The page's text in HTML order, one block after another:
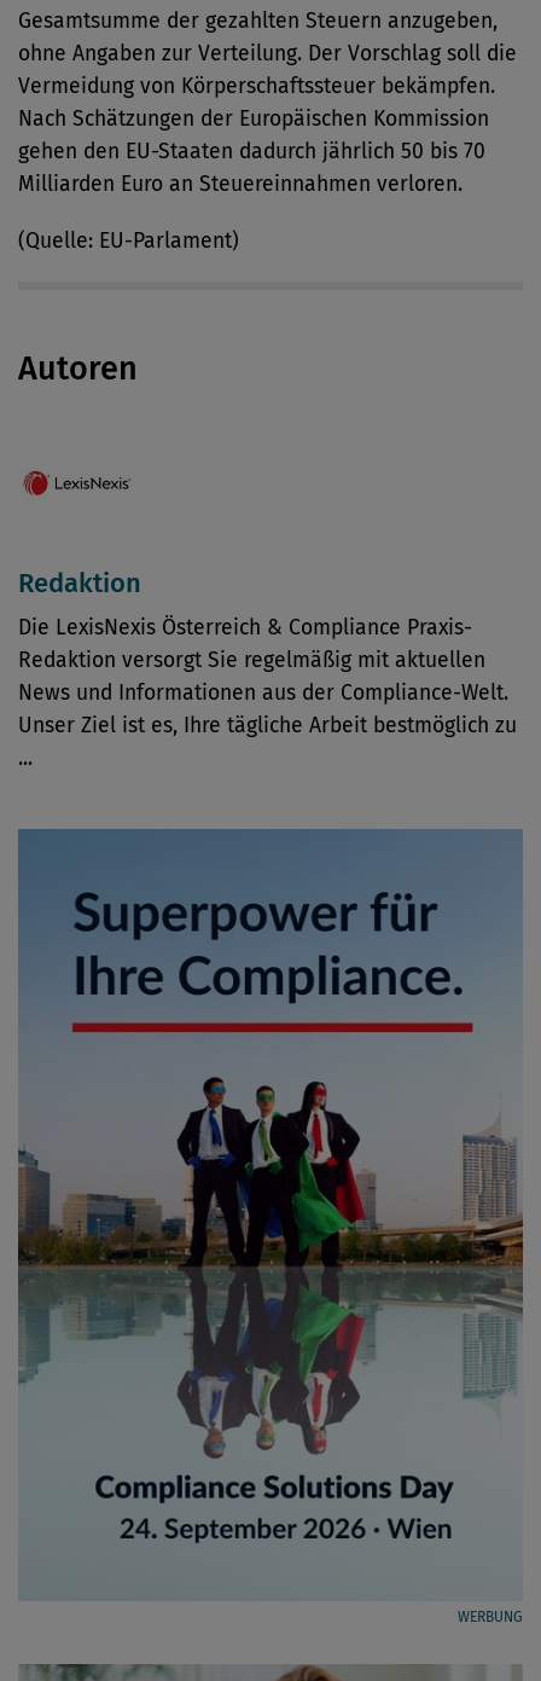
Gesamtsumme der gezahlten Steuern anzugeben,
ohne Angaben zur Verteilung. Der Vorschlag soll die
Vermeidung von Körperschaftssteuer bekämpfen.
Nach Schätzungen der Europäischen Kommission
gehen den EU-Staaten dadurch jährlich 50 bis 70
Milliarden Euro an Steuereinnahmen verloren.
(Quelle: EU-Parlament)
Autoren
Redaktion
Die LexisNexis Österreich & Compliance Praxis-
Redaktion versorgt Sie regelmäßig mit aktuellen
News und Informationen aus der Compliance-Welt.
Unser Ziel ist es, Ihre tägliche Arbeit bestmöglich zu
...
WERBUNG